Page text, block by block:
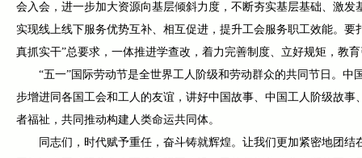
会入会，进一步加大资源向基层倾斜力度，不断夯实基层基础、激
实现线上线下服务优势互补、相互促进，提升工会服务职工效能。
真抓实干”总要求，一体推进学查改，着力完善制度、立好规矩，教
“五一”国际劳动节是全世界工人阶级和劳动群众的共同节日。
步增进同各国工会和工人的友谊，讲好中国故事、中国工人阶级故
者福祉，共同推动构建人类命运共同体。
同志们，时代赋予重任，奋斗铸就辉煌。让我们更加紧密地团